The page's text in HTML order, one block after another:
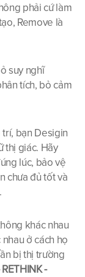
phải cứ làm
Remove là
suy nghĩ
tích, bỏ cảm
bạn Desigin
thị giác. Hãy
lúc, bảo vệ
chưa đủ tốt và
khác nhau
ở cách họ
bị thị trường
-